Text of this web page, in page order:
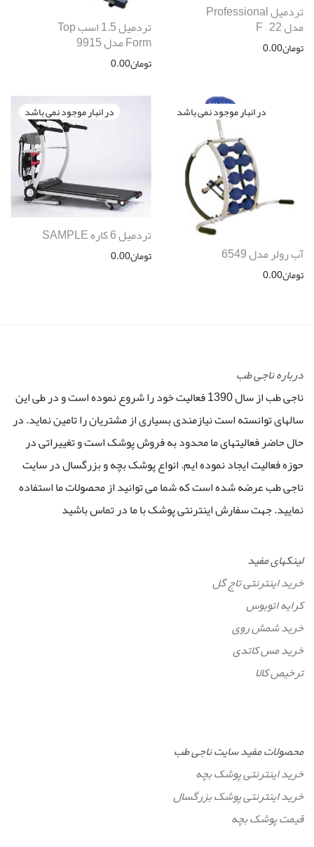
تردمیل Professional
مدل F – 22
تومان0.00
تردمیل 1.5 اسب Top
Form مدل 9915
تومان0.00
آب رولر مدل 6549
تومان0.00
تردمیل 6 کاره SAMPLE
تومان0.00
درباره ناجی طب
ناجی طب از سال 1390 فعالیت خود را شروع نموده است و در طی این
سالهای توانسته است نیازمندی بسیاری از مشتریان را تامین نماید. در
حال حاضر فعالیتهای ما محدود به فروش پوشک است و تغییراتی در
حوزه فعالیت ایجاد نموده ایم. انواع پوشک بچه و بزرگسال در سایت
ناجی طب عرضه شده است که شما می توانید از محصولات ما استفاده
نمایید. جهت سفارش اینترنتی پوشک با ما در تماس باشید
لینکهای مفید
خرید اینترنتی تاج گل
کرایه اتوبوس
خرید شمش روی
خرید مس کاتدی
ترخیص کالا
محصولات مفید سایت ناجی طب
خرید اینترنتی پوشک بچه
خرید اینترنتی پوشک بزرگسال
قیمت پوشک بچه